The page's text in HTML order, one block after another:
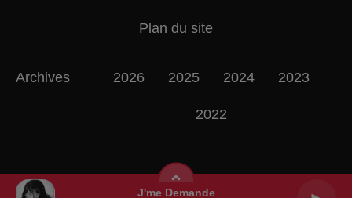
J'me Demande
Plan du site
Archives 2026 2025 2024 2023
2022